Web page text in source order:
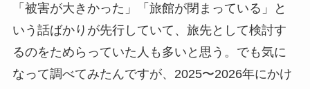
「被害が大きかった」「旅館が閉まっている」と
いう話ばかりが先行していて、旅先として検討す
るのをためらっていた人も多いと思う。でも気に
なって調べてみたんですが、2025〜2026年にかけ